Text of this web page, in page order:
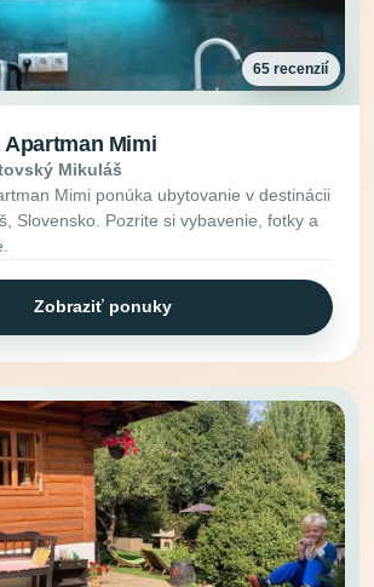
65 recenzií
Mimi
Mikuláš
Mimi ponúka ubytovanie v destinácii
Slovensko. Pozrite si vybavenie, fotky a
Zobraziť ponuky